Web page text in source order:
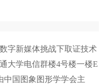
数字新媒体挑战下取证技术
大学电信群楼4号楼一楼E
中国图象图形学学会主